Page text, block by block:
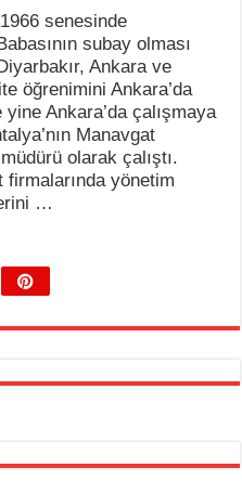
senesinde
subay olması
Ankara ve
öğrenimini Ankara’da
Ankara’da çalışmaya
Manavgat
olarak çalıştı.
firmalarında yönetim
…